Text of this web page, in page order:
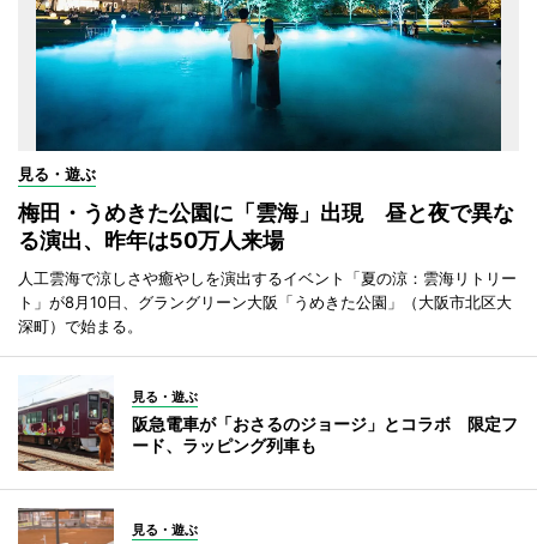
見る・遊ぶ
梅田・うめきた公園に「雲海」出現 昼と夜で異な
る演出、昨年は50万人来場
人工雲海で涼しさや癒やしを演出するイベント「夏の涼：雲海リトリー
ト」が8月10日、グラングリーン大阪「うめきた公園」（大阪市北区大
深町）で始まる。
見る・遊ぶ
阪急電車が「おさるのジョージ」とコラボ 限定フ
ード、ラッピング列車も
見る・遊ぶ